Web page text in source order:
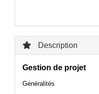
Description
Gestion de projet
Généralités